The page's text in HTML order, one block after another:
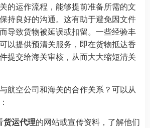
的运作流程，能够提前准备所需的文
持良好的沟通。这有助于避免因文件
导致货物被延误或扣留。一些经验丰
以提供预清关服务，即在货物抵达香
提交给海关审核，从而大大缩短清关
与航空公司和海关的合作关系？可以从
货运代理的网站或宣传资料，了解他们